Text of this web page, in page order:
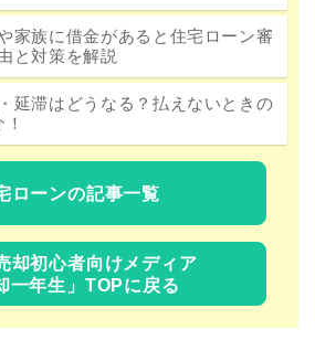
家族に借金があると住宅ローン審
と対策を解説
延滞はどうなる？払えないときの
ローンの記事一覧
却初心者向けメディア
一年生」TOPに戻る